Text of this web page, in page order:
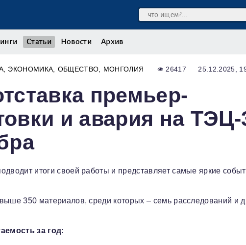
Статьи Новости Архив
ЭКОНОМИКА ОБЩЕСТВО МОНГОЛИЯ 26417 25.12.2025,
премьер-
и авария на ТЭЦ-
итоги своей работы и представляет самые яркие
350 материалов, среди которых – семь расследований и
за год: